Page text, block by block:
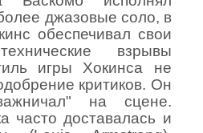
джазовые соло, в
обеспечивал свои
взрывы
игры Хокинса не
критиков. Он
на сцене.
часто доставалась и